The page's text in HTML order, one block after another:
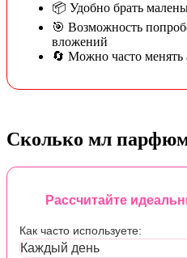
📦 Удобно брать
🎯 Возможность
вложений
🔄 Можно часто менять
Сколько мл
Рассчитайте
Как часто используете: